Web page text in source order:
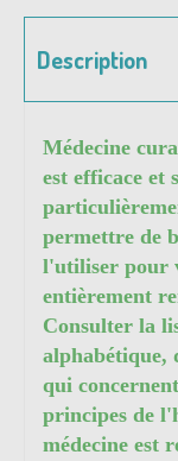
Description
Médecine
est efficace et
permettre de
l'utiliser pour
entièrement
Consulter la
alphabétique,
qui
principes de
médecine est